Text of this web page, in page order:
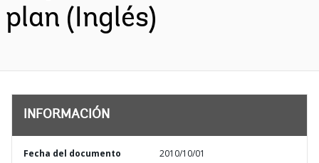
plan (Inglés)
INFORMACIÓN
Fecha del documento 2010/10/01